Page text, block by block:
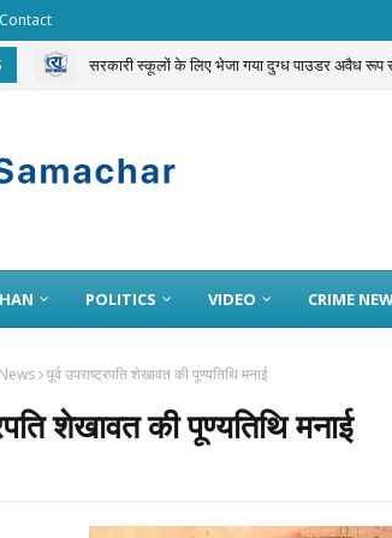
Contact
सरकारी स्कूलों के लिए भेजा गया दुग्ध पाउडर अवैध रूप
चलती ट्रेन से 3 करोड़ का गोल्ड चोरी प्रकरण का
POLITICS VIDEO CRIME
पूर्व उपराष्ट्रपति शेखावत की पूण्यतिथि मनाई
शेखावत की पूण्यतिथि मनाई